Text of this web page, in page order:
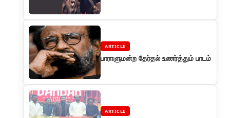
ARTICLE
பாராளுமன்ற தேர்தல் உணர்த்தும் பாடம்
ARTICLE